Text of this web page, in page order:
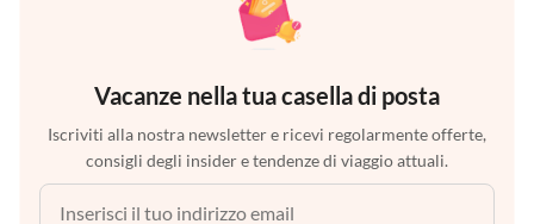
Vacanze nella tua casella di posta
Iscriviti alla nostra newsletter e ricevi regolarmente offerte,
consigli degli insider e tendenze di viaggio attuali.